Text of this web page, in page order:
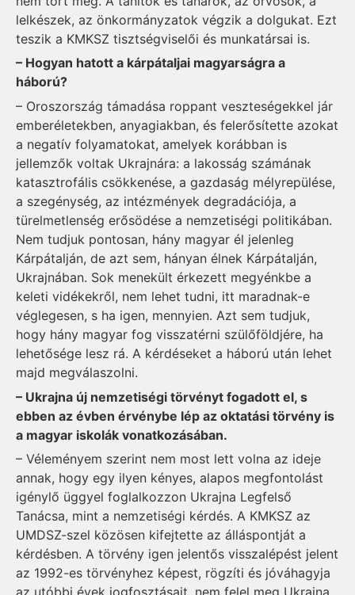
lelkészek, az önkormányzatok végzik a dolgukat. Ezt
teszik a KMKSZ tisztségviselői és munkatársai is.
– Hogyan hatott a kárpátaljai magyarságra a
háború?
– Oroszország támadása roppant veszteségekkel jár
emberéletekben, anyagiakban, és felerősítette azokat
a negatív folyamatokat, amelyek korábban is
jellemzők voltak Ukrajnára: a lakosság számának
katasztrofális csökkenése, a gazdaság mélyrepülése,
a szegénység, az intézmények degradációja, a
türelmetlenség erősödése a nemzetiségi politikában.
Nem tudjuk pontosan, hány magyar él jelenleg
Kárpátalján, de azt sem, hányan élnek Kárpátalján,
Ukrajnában. Sok menekült érkezett megyénkbe a
keleti vidékekről, nem lehet tudni, itt maradnak-e
véglegesen, s ha igen, mennyien. Azt sem tudjuk,
hogy hány magyar fog visszatérni szülőföldjére, ha
lehetősége lesz rá. A kérdéseket a háború után lehet
majd megválaszolni.
– Ukrajna új nemzetiségi törvényt fogadott el, s
ebben az évben érvénybe lép az oktatási törvény is
a magyar iskolák vonatkozásában.
– Véleményem szerint nem most lett volna az ideje
annak, hogy egy ilyen kényes, alapos megfontolást
igénylő üggyel foglalkozzon Ukrajna Legfelső
Tanácsa, mint a nemzetiségi kérdés. A KMKSZ az
UMDSZ-szel közösen kifejtette az álláspontját a
kérdésben. A törvény igen jelentős visszalépést jelent
az 1992-es törvényhez képest, rögzíti és jóváhagyja